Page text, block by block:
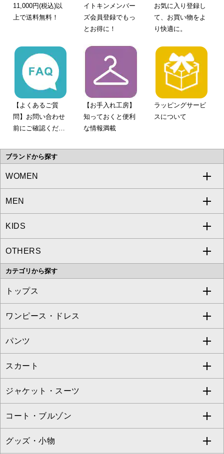
11,000円(税込)以
上で送料無料！
イトキンメンバー
ズ会員登録でもっ
とお得に！
お気に入り登録し
て、お買い物をよ
り快適に。
【よくあるご質
問】お問い合わせ
前にご確認くださ
【お手入れ工房】
知っておくと便利
な情報満載
ラッピングサービ
スについて
ブランドから探す
WOMEN
a.v.v
MICHEL KLEIN
MK MICHEL KLEIN
OFUON le MK
MEN
a.v.v
MICHEL KLEIN HOMME
MK MICHEL KLEIN HOMME
KIDS
a.v.v
OTHERS
MK MICHEL KLEIN BAG
カテゴリから探す
トップス
すべてのトップス
カットソー・Tシャツ
ブラウス・シャツ
ニット・セーター
カーディガン
アンサンブルセット
ワンピース・ドレス
すべてのワンピース・ドレス
ワンピース
ドレス
チュニック
ジャンパースカート
パンツ
すべてのパンツ
フルレングスパンツ
クロップド・半端丈パンツ
ガウチョ・ワイドパンツ
スカート
すべてのスカート
ロング・マキシ丈スカート
ひざ丈スカート
ジャケット・スーツ
すべてのジャケット・スーツ
テーラードジャケット
コート・ブルゾン
すべてのコート・ブルゾン
グッズ・小物